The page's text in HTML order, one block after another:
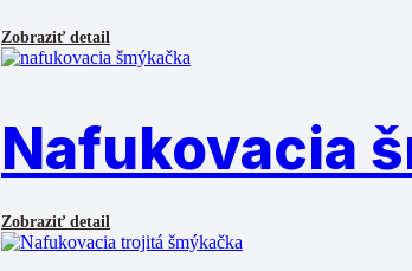
Zobraziť detail
Nafukovacia
Zobraziť detail